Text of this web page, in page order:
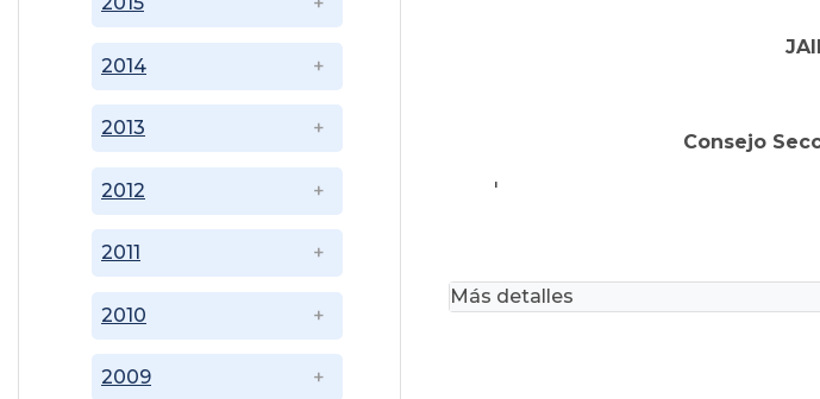
2009
2010
2011
2012
2013
2014
Consejo
'
Más detalles